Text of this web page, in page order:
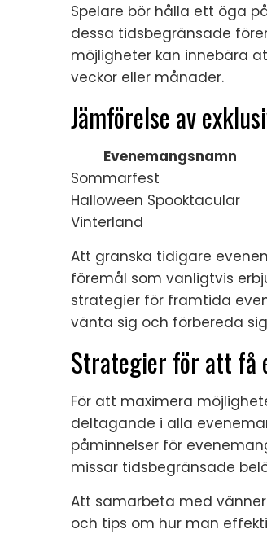
Spelare bör hålla ett öga
dessa tidsbegränsade
möjligheter kan innebära
veckor eller månader.
Jämförelse av
Evenemangsnamn
Sommarfest
Halloween Spooktacular
Vinterland
Att granska tidigare
föremål som vanligtvis
strategier för framtida
vänta sig och förbereda
Strategier för att få
För att maximera
deltagande i alla
påminnelser för
missar tidsbegränsade
Att samarbeta med
och tips om hur man